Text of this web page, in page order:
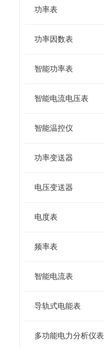
功率表
功率因数表
智能功率表
智能电流电压表
智能温控仪
功率变送器
电压变送器
电度表
频率表
智能电流表
导轨式电能表
多功能电力分析仪表